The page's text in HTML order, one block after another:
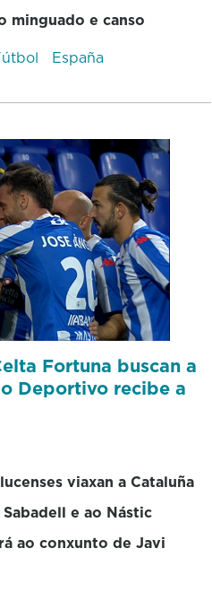
minguado e canso
España
Fortuna buscan a
Deportivo recibe a
viaxan a Cataluña
e ao Nástic
ao conxunto de Javi